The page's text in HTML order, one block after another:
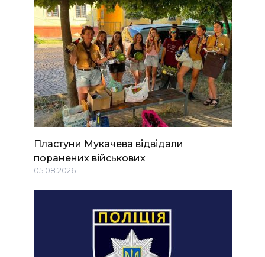
Пластуни Мукачева відвідали
поранених військових
05.08.2026